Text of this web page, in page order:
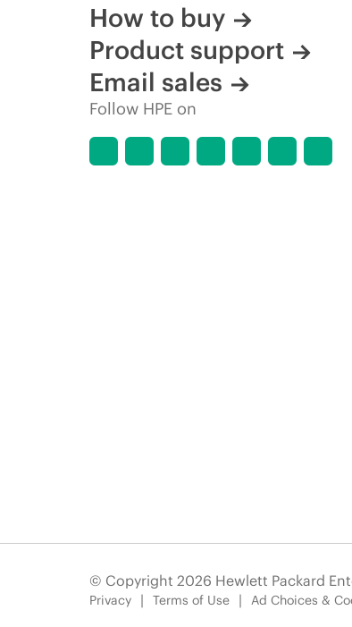
How to buy
Product support
Email sales
Follow HPE on
© Copyright 2026 Hewlett Packard
Privacy Terms of Use Ad Choices &